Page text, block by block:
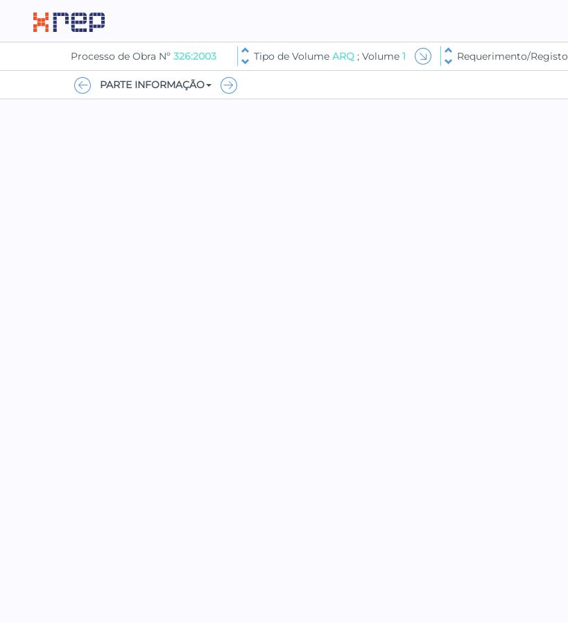
Processo de Obra Nº 326:2003 Tipo de Volume ARQ ; Volume 1 Requerimento/Registo
PARTE INFORMAÇÃO